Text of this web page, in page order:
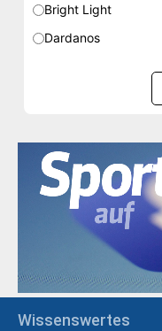
Bright Light
Dardanos
Wissenswertes